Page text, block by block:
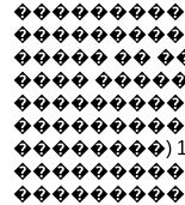
����� ��
����
��������)